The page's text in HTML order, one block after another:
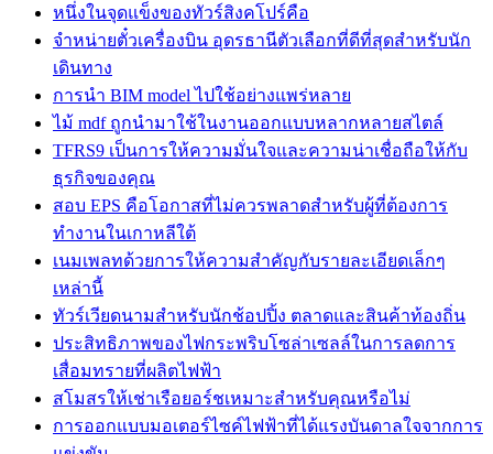
หนึ่งในจุดแข็งของทัวร์สิงคโปร์คือ
จำหน่ายตั๋วเครื่องบิน อุดรธานีตัวเลือกที่ดีที่สุดสำหรับนัก
เดินทาง
การนำ BIM model ไปใช้อย่างแพร่หลาย
ไม้ mdf ถูกนำมาใช้ในงานออกแบบหลากหลายสไตล์
TFRS9 เป็นการให้ความมั่นใจและความน่าเชื่อถือให้กับ
ธุรกิจของคุณ
สอบ EPS คือโอกาสที่ไม่ควรพลาดสำหรับผู้ที่ต้องการ
ทำงานในเกาหลีใต้
เนมเพลทด้วยการให้ความสำคัญกับรายละเอียดเล็กๆ
เหล่านี้
ทัวร์เวียดนามสำหรับนักช้อปปิ้ง ตลาดและสินค้าท้องถิ่น
ประสิทธิภาพของไฟกระพริบโซล่าเซลล์ในการลดการ
เสื่อมทรายที่ผลิตไฟฟ้า
สโมสรให้เช่าเรือยอร์ชเหมาะสำหรับคุณหรือไม่
การออกแบบมอเตอร์ไซค์ไฟฟ้าที่ได้แรงบันดาลใจจากการ